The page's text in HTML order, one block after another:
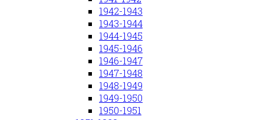
1942-1943
1943-1944
1944-1945
1945-1946
1946-1947
1947-1948
1948-1949
1949-1950
1950-1951